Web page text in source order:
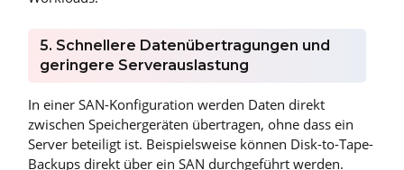
5. Schnellere Datenübertragungen und
geringere Serverauslastung
In einer SAN-Konfiguration werden Daten direkt
zwischen Speichergeräten übertragen, ohne dass ein
Server beteiligt ist. Beispielsweise können Disk-to-Tape-
Backups direkt über ein SAN durchgeführt werden.